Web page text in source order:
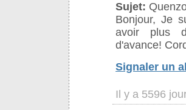
Sujet:
Bonjour, Je
avoir plus
d'avance!
Signaler un
Il y a 5596